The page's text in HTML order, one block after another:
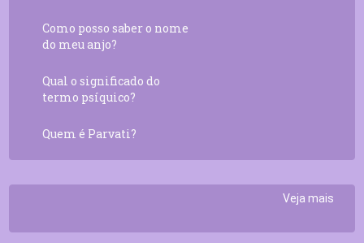
Como posso saber o nome
do meu anjo?
Qual o significado do
termo psíquico?
Quem é Parvati?
Veja mais